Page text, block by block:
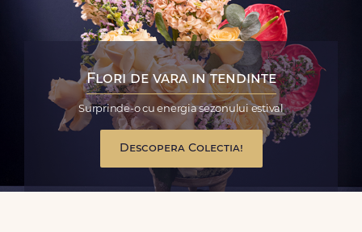
Flori de vara in tendinte
Surprinde-o cu energia sezonului estival
Descopera Colectia!